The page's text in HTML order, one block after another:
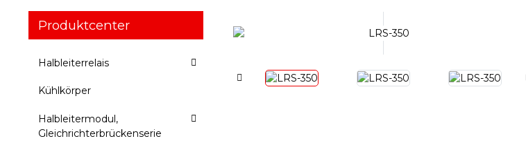
Produktcenter
Halbleiterrelais
Kühlkörper
Halbleitermodul,
Gleichrichterbrückenserie